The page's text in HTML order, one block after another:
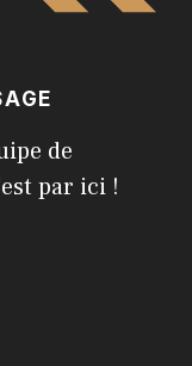
de
par ici !